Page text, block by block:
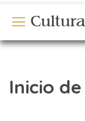
Inicio